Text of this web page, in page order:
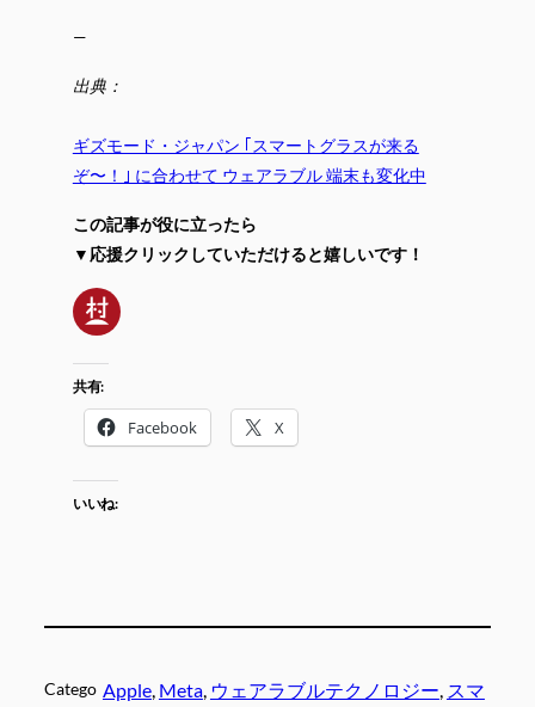
—
出典：
ギズモード・ジャパン ｢スマートグラスが来る
ぞ〜！｣ に合わせて ウェアラブル 端末も変化中
この記事が役に立ったら
▼応援クリックしていただけると嬉しいです！
共有:
Facebook X
いいね:
Catego Apple, Meta, ウェアラブルテクノロジー, スマ